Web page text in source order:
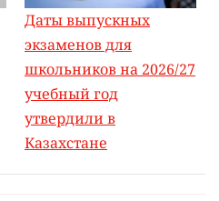
Даты выпускных
экзаменов для
школьников на 2026/27
учебный год
утвердили в
Казахстане